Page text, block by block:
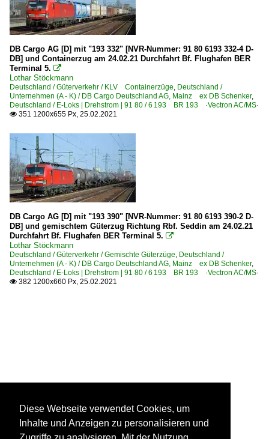
DB Cargo AG [D] mit "193 332" [NVR-Nummer: 91 80 6193 332-4 D-
DB] und Containerzug am 24.02.21 Durchfahrt Bf. Flughafen BER
Terminal 5. 
Lothar Stöckmann
Deutschland / Güterverkehr / KLV Containerzüge, Deutschland /
Unternehmen (A - K) / DB Cargo Deutschland AG, Mainz ex DB Schenker,
Deutschland / E-Loks | Drehstrom | 91 80 / 6 193 BR 193 ·Vectron AC/MS·
 351 1200x655 Px, 25.02.2021
DB Cargo AG [D] mit "193 390" [NVR-Nummer: 91 80 6193 390-2 D-
DB] und gemischtem Güterzug Richtung Rbf. Seddin am 24.02.21
Durchfahrt Bf. Flughafen BER Terminal 5. 
Lothar Stöckmann
Deutschland / Güterverkehr / Gemischte Güterzüge, Deutschland /
Unternehmen (A - K) / DB Cargo Deutschland AG, Mainz ex DB Schenker,
Deutschland / E-Loks | Drehstrom | 91 80 / 6 193 BR 193 ·Vectron AC/MS·
 382 1200x660 Px, 25.02.2021
Diese Webseite verwendet Cookies, um
Inhalte und Anzeigen zu personalisieren und